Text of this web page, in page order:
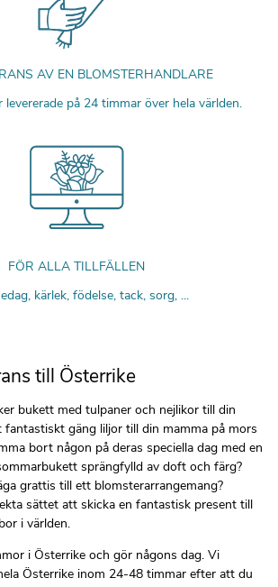
AV EN BLOMSTERHANDLARE
levererade på 24 timmar över hela världen.
FÖR ALLA TILLFÄLLEN
kärlek, födelse, tack, sorg, ...
till Österrike
bukett med tulpaner och nejlikor till din
fantastiskt gäng liljor till din mamma på mors
bort någon på deras speciella dag med en
sprängfylld av doft och färg?
grattis till ett blomsterarrangemang?
sättet att skicka en fantastisk present till
i världen.
i Österrike och gör någons dag. Vi
Österrike inom 24-48 timmar efter att du